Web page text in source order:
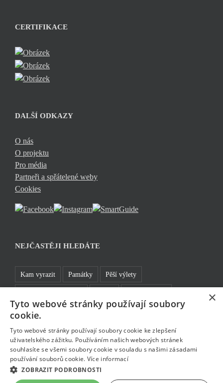
CERTIFIKACE
DALŠÍ ODKAZY
O nás
O projektu
Pro média
Partneři a spřátelené weby
Cookies
NEJČASTĚJI HLEDÁTE
Kam vyrazit Památky Pěší výlety
Sklo a bižuterie Jablonecká přehrada
Bavte se v Jablonci
×
Tyto webové stránky používají soubory
cookie.
Tyto webové stránky používají soubory cookie ke zlepšení
uživatelského zážitku. Používáním našich webových stránek
souhlasíte se všemi soubory cookie v souladu s našimi zásadami
používání souborů cookie. Více informací
ZOBRAZIT PODROBNOSTI